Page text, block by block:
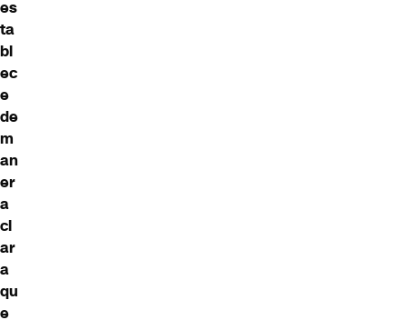
es
ta
bl
ec
e
de
m
an
er
a
cl
ar
a
qu
e